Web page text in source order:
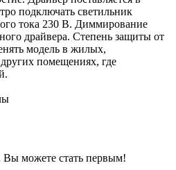
подключать светильник
тока 230 В. Диммирование
драйвера. Степень защиты от
модель в жилых,
помещениях, где
Вы можете стать первым!